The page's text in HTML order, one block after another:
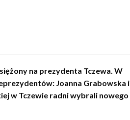
na prezydenta Tczewa. W
Joanna Grabowska i
w Tczewie radni wybrali nowego